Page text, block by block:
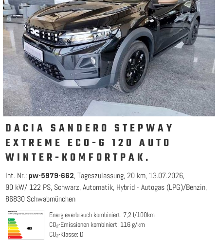
DACIA SANDERO STEPWAY
EXTREME ECO-G 120 AUTO
WINTER-KOMFORTPAK.
Int. Nr.: pw-5979-662 Tageszulassung 20 km 13.07.2026
90 kW/ 122 PS Schwarz Automatik Hybrid - Autogas (LPG)/Benzin
86830 Schwabmünchen
Energieverbrauch kombiniert: 7,2 l/100km
CO₂-Emissionen kombiniert: 116 g/km
CO₂-Klasse: D